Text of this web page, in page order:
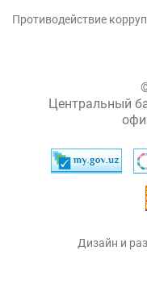
Противодействие
Центральный
Дизайн и